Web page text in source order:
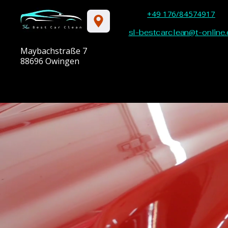
+49 176/84574917
sl-bestcarclean@t-
Maybachstraße 7
88696 Owingen